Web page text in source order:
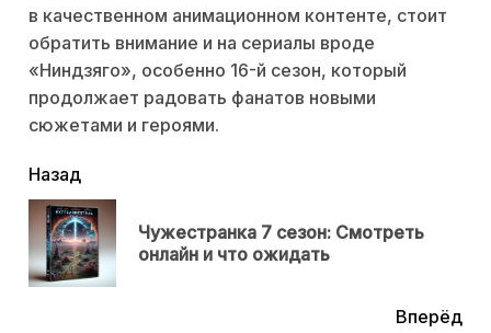
в качественном анимационном контенте, стоит
обратить внимание и на сериалы вроде
«Ниндзяго», особенно 16-й сезон, который
продолжает радовать фанатов новыми
сюжетами и героями.
читать
еще
Назад
Чужестранка 7 сезон: Смотреть
онлайн и что ожидать
Вперёд